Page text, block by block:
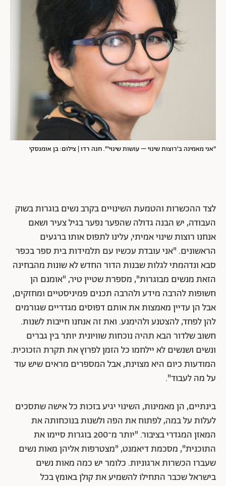
"אני מאמינה ב'רוצות שינוי – עושות שינוי'".חנה רדו | צילום: בן אומנסקי
לצד ההכשרות והטמעת השינויים בקרב נשים בוגרות בשוק
העבודה, יש הבנה גדולה שהפער נפער בגיל צעיר ושאם
אנחנו רוצות שינוי אמיתי, עלינו לתפוס אותו ברגעים
הראשונים. "אני עובדת עכשיו עם תלמידות בית ספר בכפר
סבא ונדהמתי לגלות שבנות הדור החדש לא שונות מהבחינה
הזאת מנשים מבוגרות", מספרת שטיין טיר, "אומנם הן
חשופות להרבה מידע ולהרבה תכנים פמיניסטיים ומחזקים,
אבל הן עדיין מאמצות את אותם דפוסים מגדריים שגורמים
להן לפחד, להצטנע ולהימנע. ואת זה אנחנו חייבות לשנות.
חשוב שלדור הבא תהיה נוכחות שוויונית יותר בין גברים
ונשים ושנשים לא יילחמו כל הזמן לפרוץ את תקרת הזכוכית.
המודעות כיום היא מצוינת, אבל המספרים מראים שיש עוד
על מה לעבוד".
בינתיים, הן מאמינות, השינוי יגיע בזכות כל אישה שתסכים
לעלות על במה, לפתוח את הפה ולשנות בנוכחותה את
המאזן המגדרי בציבור. "יותר מ־200 בוגרות סיימו את
התוכנית", מסכמת דיאמנט, "מצטרפות אליהן מאות נשים
שעברו הכשרות ארגוניות. כלומר יש כמה מאות נשים
בישראל שכבר התחילו להשמיע את קולן באומץ בכל